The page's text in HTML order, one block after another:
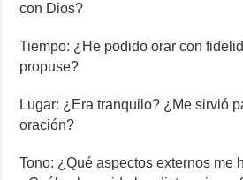
con Dios?
Tiempo: ¿He podido orar con
propuse?
Lugar: ¿Era tranquilo? ¿Me sirvió
oración?
Tono: ¿Qué aspectos externos me